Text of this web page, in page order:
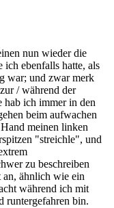
nun wieder die
ebenfalls hatte, als
war; und zwar merk
/ während der
hab ich immer in den
beim aufwachen
meinen linken
"streichle", und
zu beschreiben
an, ähnlich wie ein
während ich mit
runtergefahren bin.